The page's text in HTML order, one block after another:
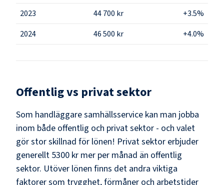
2023 44 700 kr
+3.5%
2024
46 500 kr +4.0%
Offentlig vs privat sektor
Som handläggare samhällsservice kan man jobba
inom både offentlig och privat sektor - och valet
gör stor skillnad för lönen! Privat sektor erbjuder
generellt 5300 kr mer per månad än offentlig
sektor. Utöver lönen finns det andra viktiga
faktorer som trygghet, förmåner och arbetstider